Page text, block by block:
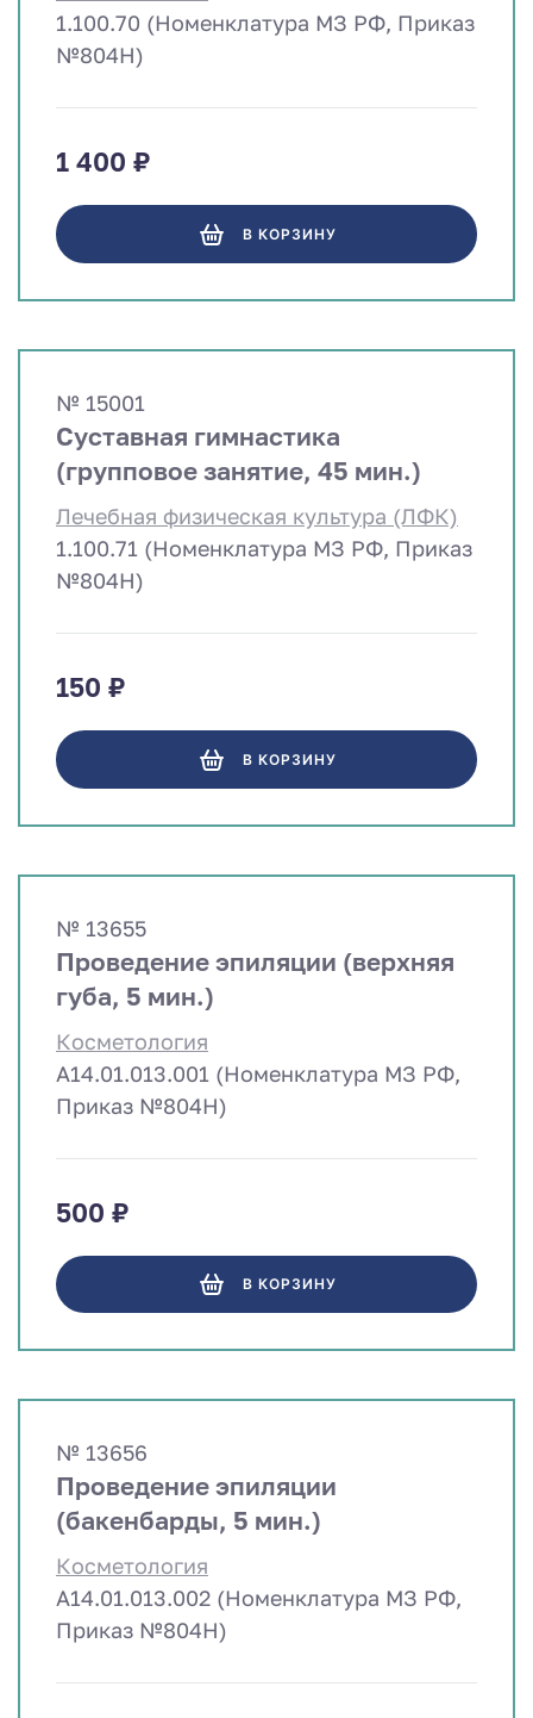
1.100.70 (Номенклатура МЗ РФ, Приказ
№804Н)
1 400 ₽
В КОРЗИНУ
№ 15001
Суставная гимнастика
(групповое занятие, 45 мин.)
Лечебная физическая культура (ЛФК)
1.100.71 (Номенклатура МЗ РФ, Приказ
№804Н)
150 ₽
В КОРЗИНУ
№ 13655
Проведение эпиляции (верхняя
губа, 5 мин.)
Косметология
A14.01.013.001 (Номенклатура МЗ РФ,
Приказ №804Н)
500 ₽
В КОРЗИНУ
№ 13656
Проведение эпиляции
(бакенбарды, 5 мин.)
Косметология
A14.01.013.002 (Номенклатура МЗ РФ,
Приказ №804Н)